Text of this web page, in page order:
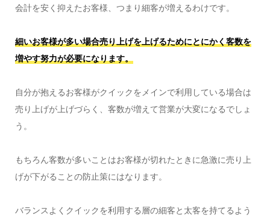
会計を安く抑えたお客様、つまり細客が増えるわけです。
細いお客様が多い場合売り上げを上げるためにとにかく客数を
増やす努力が必要になります。
自分が抱えるお客様がクイックをメインで利用している場合は
売り上げが上げづらく、客数が増えて営業が大変になるでしょ
う。
もちろん客数が多いことはお客様が切れたときに急激に売り上
げが下がることの防止策にはなります。
バランスよくクイックを利用する層の細客と太客を持てるよう